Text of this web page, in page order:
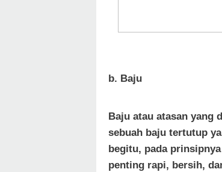
b. Baju
Baju atau atasan yang
sebuah baju tertutup
begitu, pada
penting rapi, bersih,